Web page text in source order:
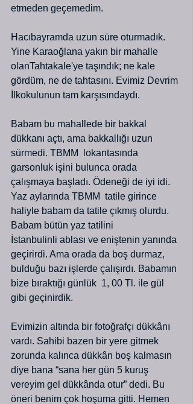
etmeden geçemedim.
Hacıbayramda uzun süre oturmadık.
Yine Karaoğlana yakın bir mahalle
olanTahtakale'ye taşındık; ne kale
gördüm, ne de tahtasını. Evimiz Devrim
İlkokulunun tam karşısındaydı.
Babam bu mahallede bir bakkal
dükkanı açtı, ama bakkallığı uzun
sürmedi. TBMM  lokantasında
garsonluk işini bulunca orada
çalışmaya başladı. Ödeneği de iyi idi.
Yaz aylarında TBMM  tatile girince
haliyle babam da tatile çıkmış olurdu.
Babam bütün yaz tatilini
İstanbulinli ablası ve eniştenin yanında
geçirirdi. Ama orada da boş durmaz,
bulduğu bazı işlerde çalışırdı. Babamın
bize bıraktığı günlük  1, 00 Tl. ile gül
gibi geçinirdik.
Evimizin altında bir fotoğrafçı dükkânı
vardı. Sahibi bazen bir yere gitmek
zorunda kalınca dükkân boş kalmasın
diye bana “sana her gün 5 kuruş
vereyim gel dükkânda otur” dedi. Bu
öneri benim çok hoşuma gitti. Hemen